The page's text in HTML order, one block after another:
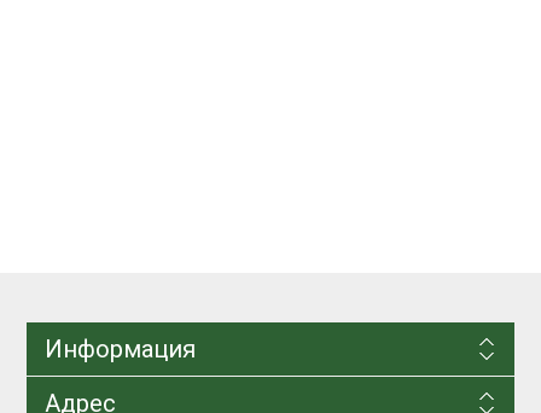
Информация
Адрес